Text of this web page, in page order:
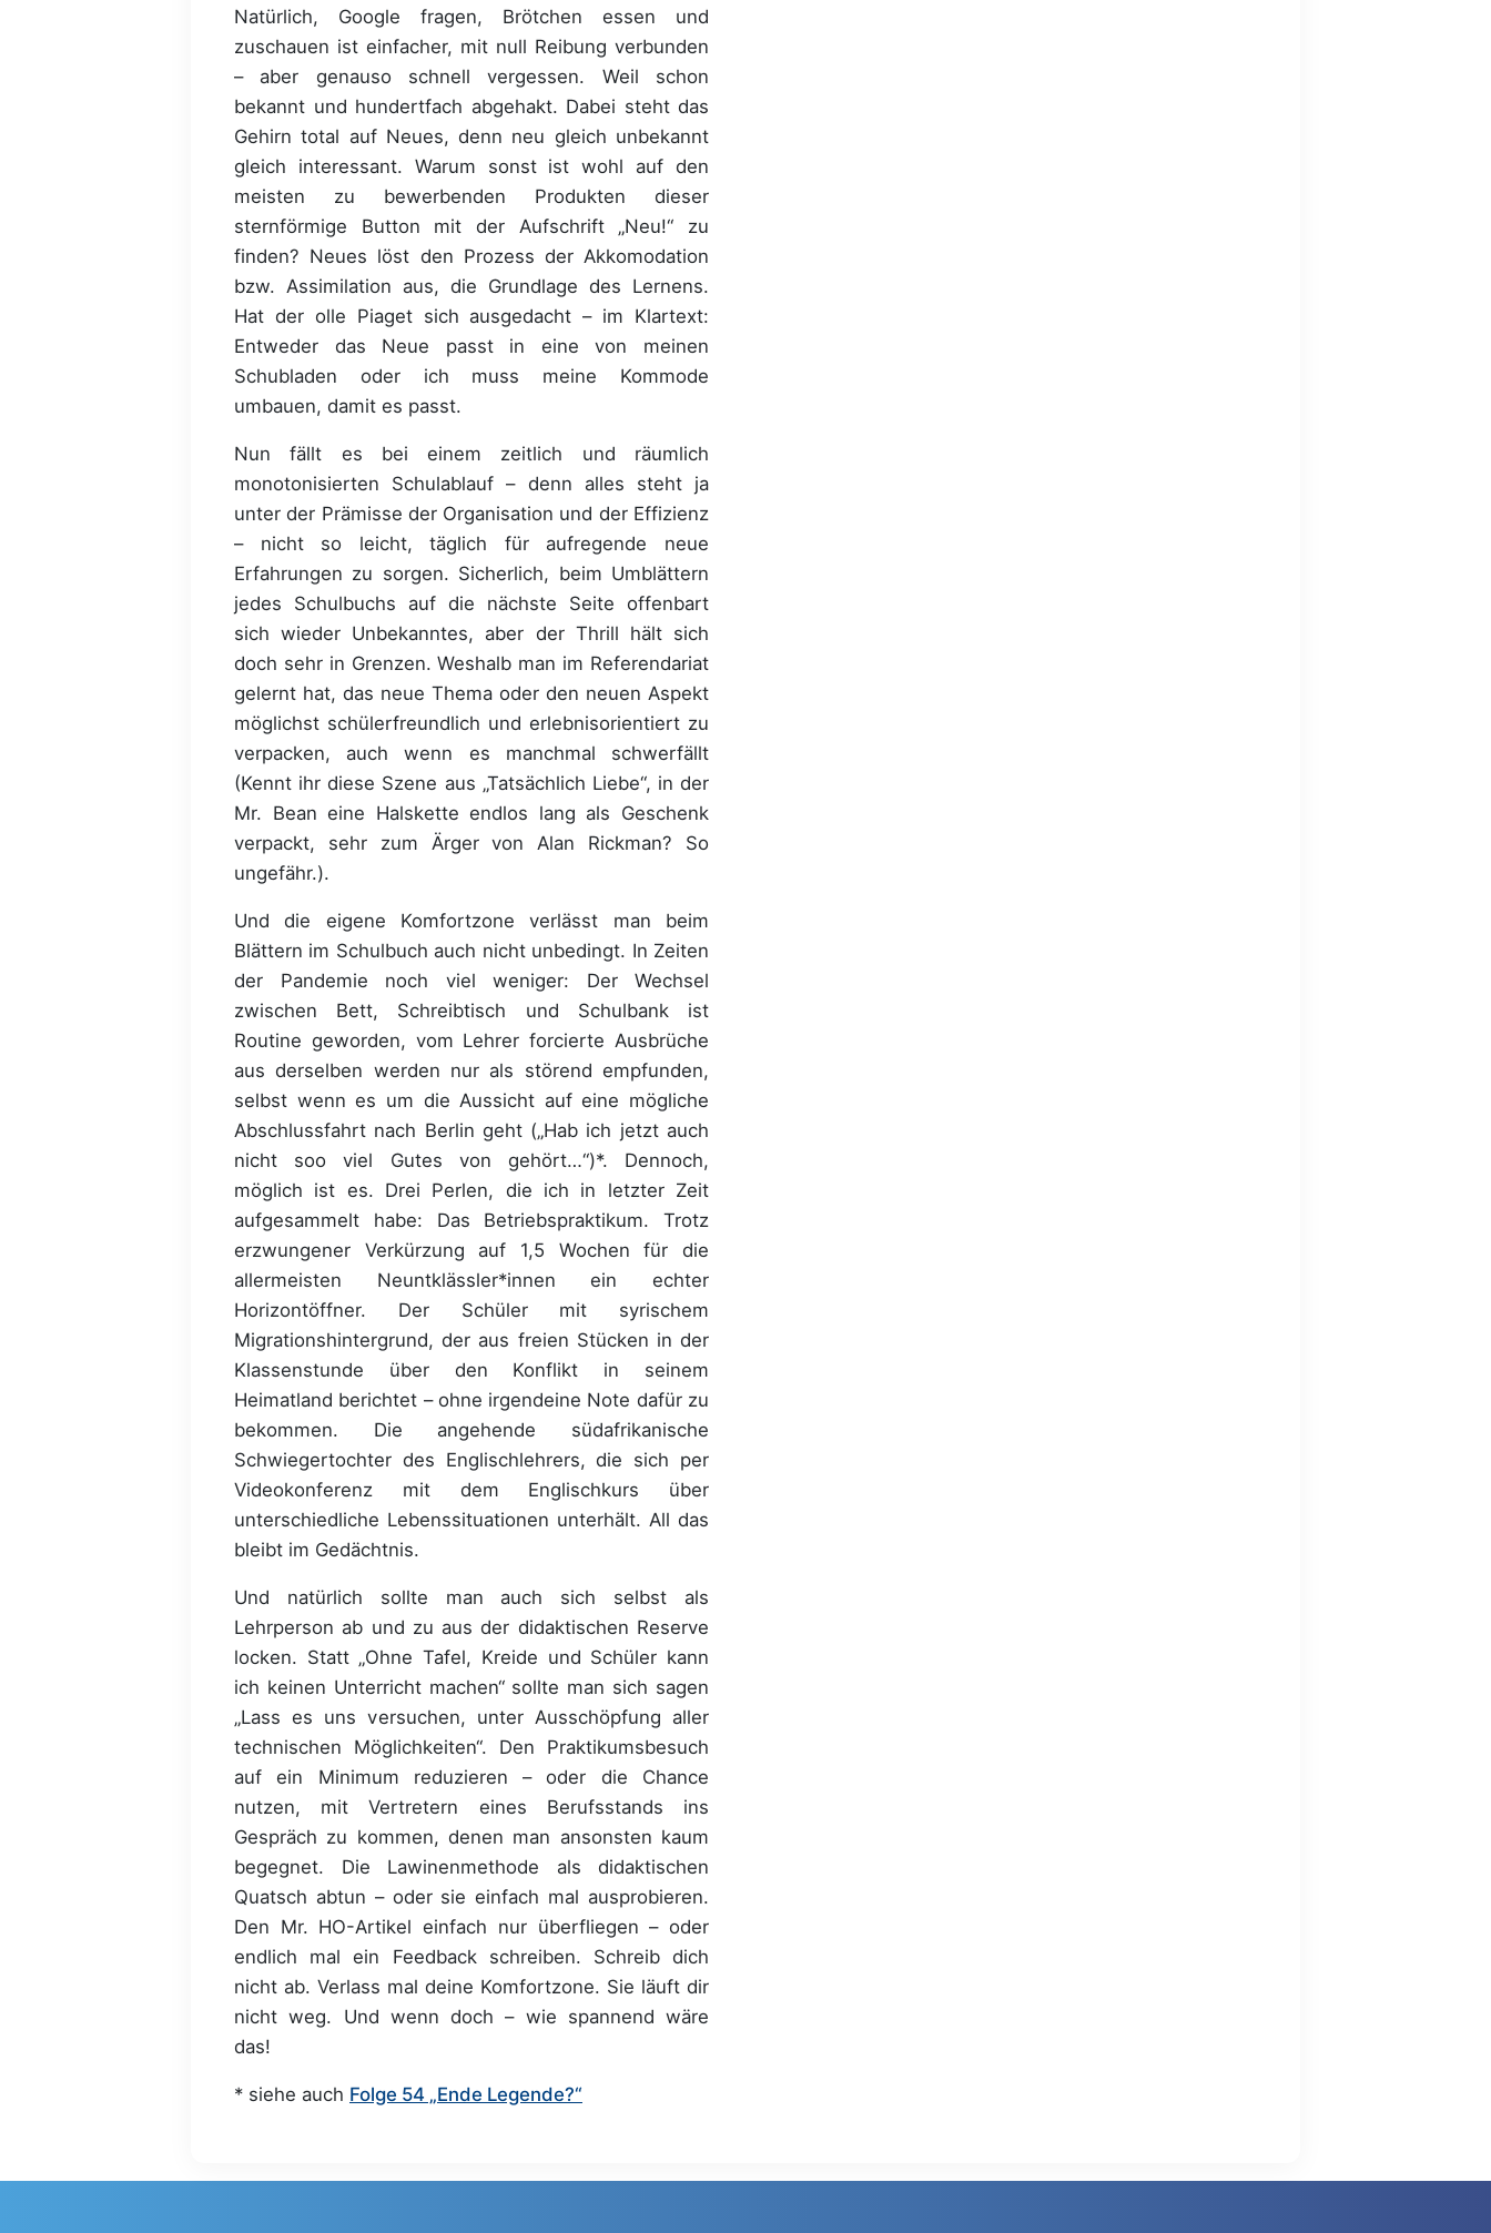
Natürlich, Google fragen, Brötchen essen und
zuschauen ist einfacher, mit null Reibung verbunden
– aber genauso schnell vergessen. Weil schon
bekannt und hundertfach abgehakt. Dabei steht das
Gehirn total auf Neues, denn neu gleich unbekannt
gleich interessant. Warum sonst ist wohl auf den
meisten zu bewerbenden Produkten dieser
sternförmige Button mit der Aufschrift „Neu!“ zu
finden? Neues löst den Prozess der Akkomodation
bzw. Assimilation aus, die Grundlage des Lernens.
Hat der olle Piaget sich ausgedacht – im Klartext:
Entweder das Neue passt in eine von meinen
Schubladen oder ich muss meine Kommode
umbauen, damit es passt.
Nun fällt es bei einem zeitlich und räumlich
monotonisierten Schulablauf – denn alles steht ja
unter der Prämisse der Organisation und der Effizienz
– nicht so leicht, täglich für aufregende neue
Erfahrungen zu sorgen. Sicherlich, beim Umblättern
jedes Schulbuchs auf die nächste Seite offenbart
sich wieder Unbekanntes, aber der Thrill hält sich
doch sehr in Grenzen. Weshalb man im Referendariat
gelernt hat, das neue Thema oder den neuen Aspekt
möglichst schülerfreundlich und erlebnisorientiert zu
verpacken, auch wenn es manchmal schwerfällt
(Kennt ihr diese Szene aus „Tatsächlich Liebe“, in der
Mr. Bean eine Halskette endlos lang als Geschenk
verpackt, sehr zum Ärger von Alan Rickman? So
ungefähr.).
Und die eigene Komfortzone verlässt man beim
Blättern im Schulbuch auch nicht unbedingt. In Zeiten
der Pandemie noch viel weniger: Der Wechsel
zwischen Bett, Schreibtisch und Schulbank ist
Routine geworden, vom Lehrer forcierte Ausbrüche
aus derselben werden nur als störend empfunden,
selbst wenn es um die Aussicht auf eine mögliche
Abschlussfahrt nach Berlin geht („Hab ich jetzt auch
nicht soo viel Gutes von gehört…“)*. Dennoch,
möglich ist es. Drei Perlen, die ich in letzter Zeit
aufgesammelt habe: Das Betriebspraktikum. Trotz
erzwungener Verkürzung auf 1,5 Wochen für die
allermeisten Neuntklässler*innen ein echter
Horizontöffner. Der Schüler mit syrischem
Migrationshintergrund, der aus freien Stücken in der
Klassenstunde über den Konflikt in seinem
Heimatland berichtet – ohne irgendeine Note dafür zu
bekommen. Die angehende südafrikanische
Schwiegertochter des Englischlehrers, die sich per
Videokonferenz mit dem Englischkurs über
unterschiedliche Lebenssituationen unterhält. All das
bleibt im Gedächtnis.
Und natürlich sollte man auch sich selbst als
Lehrperson ab und zu aus der didaktischen Reserve
locken. Statt „Ohne Tafel, Kreide und Schüler kann
ich keinen Unterricht machen“ sollte man sich sagen
„Lass es uns versuchen, unter Ausschöpfung aller
technischen Möglichkeiten“. Den Praktikumsbesuch
auf ein Minimum reduzieren – oder die Chance
nutzen, mit Vertretern eines Berufsstands ins
Gespräch zu kommen, denen man ansonsten kaum
begegnet. Die Lawinenmethode als didaktischen
Quatsch abtun – oder sie einfach mal ausprobieren.
Den Mr. HO-Artikel einfach nur überfliegen – oder
endlich mal ein Feedback schreiben. Schreib dich
nicht ab. Verlass mal deine Komfortzone. Sie läuft dir
nicht weg. Und wenn doch – wie spannend wäre
das!
* siehe auch Folge 54 „Ende Legende?“